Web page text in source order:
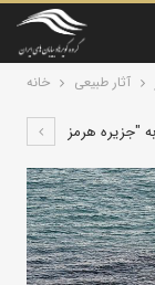
خانه آثار طبیعی